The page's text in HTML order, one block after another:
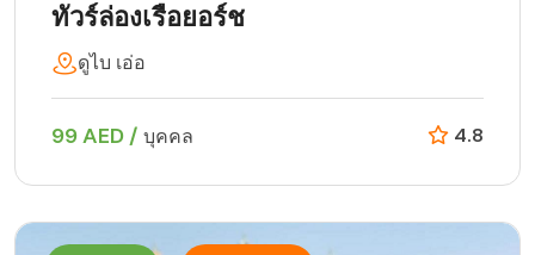
ทัวร์ล่องเรือยอร์ช
ดูไบ เอ่อ
99 AED / บุคคล 4.8